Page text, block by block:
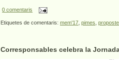
0 comentaris
Etiquetes de comentaris: mem'17 pimes
Corresponsables celebra la